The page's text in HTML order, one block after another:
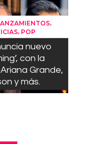
,
, POP
nuevo
con la
Grande,
y más.